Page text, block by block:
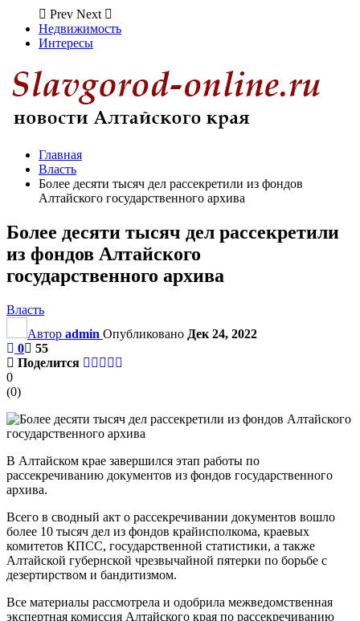
Prev Next
Недвижимость
Интересы
Главная
Власть
Более десяти тысяч дел рассекретили из фондов
Алтайского государственного архива
Более десяти тысяч дел рассекретили
из фондов Алтайского
государственного архива
Власть
Автор admin Опубликовано Дек 24, 2022
0
55
Поделится
0
(0)
В Алтайском крае завершился этап работы по
рассекречиванию документов из фондов государственного
архива.
Всего в сводный акт о рассекречивании документов вошло
более 10 тысяч дел из фондов крайисполкома, краевых
комитетов КПСС, государственной статистики, а также
Алтайской губернской чрезвычайной пятерки по борьбе с
дезертирством и бандитизмом.
Все материалы рассмотрела и одобрила межведомственная
экспертная комиссия Алтайского края по рассекречиванию